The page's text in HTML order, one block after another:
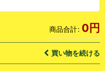
商品合計: 0円
買い物を続ける